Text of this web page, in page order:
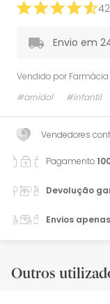
42
Envio em
Vendido por Farmácia
#arnidol
#infantil
Vendedores
Pagamento
Devolução
Envios
Outros